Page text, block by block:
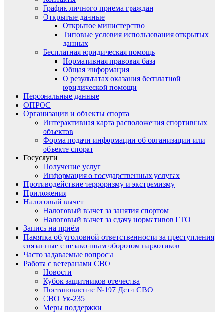
График личного приема граждан
Открытые данные
Открытое министерство
Типовые условия использования открытых
данных
Бесплатная юридическая помощь
Нормативная правовая база
Общая информация
О результатах оказания бесплатной
юридической помощи
Персональные данные
ОПРОС
Организации и объекты спорта
Интерактивная карта расположения спортивных
объектов
Форма подачи информации об организации или
объекте спорат
Госуслуги
Получение услуг
Информация о государственных услугах
Противодействие терроризму и экстремизму
Приложения
Налоговый вычет
Налоговый вычет за занятия спортом
Налоговый вычет за сдачу нормативов ГТО
Запись на приём
Памятка об уголовной ответственности за преступления
связанные с незаконным оборотом наркотиков
Часто задаваемые вопросы
Работа с ветеранами СВО
Новости
Кубок защитников отечества
Постановление №197 Дети СВО
СВО Ук-235
Меры поддержки